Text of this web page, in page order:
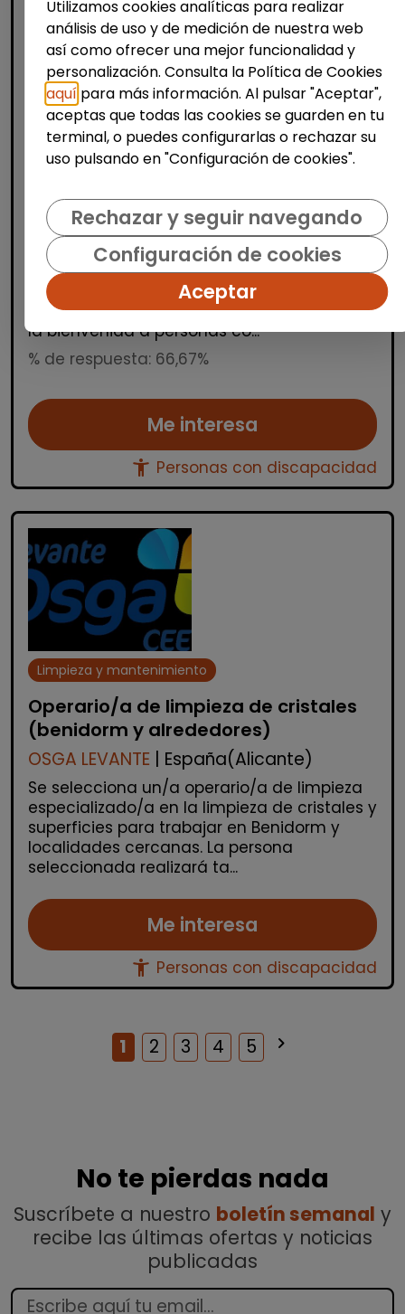
Producción, Industria y Calidad
Operario/a de manipulados
(aranjuez, madrid)
INTEGRANDES.ORG | España(Madrid)
Estamos buscando una persona para un
puesto de manipulados en nuestro Centro
Especial de Empleo. Trabajo a turnos en
horario de mañana, tarde y noche. Damos
la bienvenida a personas co...
% de respuesta: 66,67%
Me interesa
accessibility_new Personas con discapacidad
Limpieza y mantenimiento
Operario/a de limpieza de cristales
(benidorm y alrededores)
OSGA LEVANTE | España(Alicante)
Se selecciona un/a operario/a de limpieza
especializado/a en la limpieza de cristales y
superficies para trabajar en Benidorm y
localidades cercanas. La persona
seleccionada realizará ta...
Me interesa
accessibility_new Personas con discapacidad
1 2 3 4 5 keyboard_arrow_right
No te pierdas nada
Suscríbete a nuestro boletín semanal y
recibe las últimas ofertas y noticias
publicadas
Utilizamos cookies analíticas para realizar
análisis de uso y de medición de nuestra web
así como ofrecer una mejor funcionalidad y
personalización. Consulta la Política de Cookies
aquí para más información. Al pulsar "Aceptar",
aceptas que todas las cookies se guarden en tu
terminal, o puedes configurarlas o rechazar su
uso pulsando en "Configuración de cookies".
Rechazar y seguir navegando
Configuración de cookies
Aceptar